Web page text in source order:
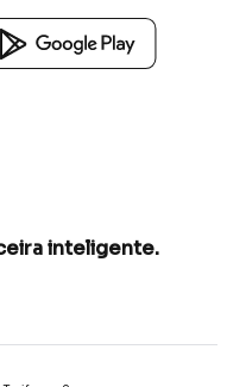
inteligente.